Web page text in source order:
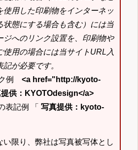
使用した印刷物をインターネッ
状態にする場合も含む）には当
ジへのリンク設置を、印刷物や
使用の場合には当サイトURL入
が必要です。
例 <a href="http://kyoto-
供：KYOTOdesign</a>
表記例 「 写真提供：kyoto-
限り、弊社は写真被写体とし